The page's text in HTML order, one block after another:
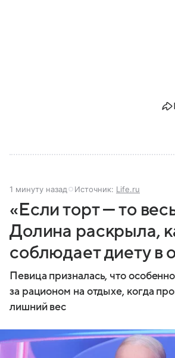
1 минуту назад Источник: Life.ru
«Если торт — то
Долина раскрыла,
соблюдает диету в
Певица призналась, что
за рационом на отдыхе, когда
лишний вес